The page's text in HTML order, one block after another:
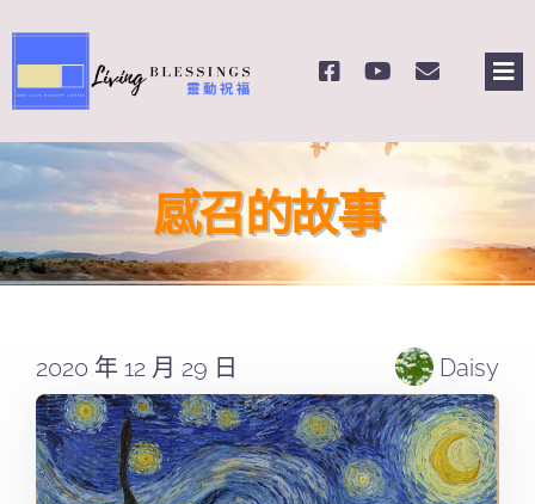
to
content
關於我們
奉獻支持
課程報名
Search
for:
感召的故事
2020 年 12 月 29 日 Daisy